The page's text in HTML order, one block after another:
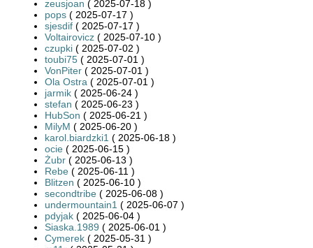
zeusjoan ( 2025-07-18 )
pops ( 2025-07-17 )
sjesdif ( 2025-07-17 )
Voltairovicz ( 2025-07-10 )
czupki ( 2025-07-02 )
toubi75 ( 2025-07-01 )
VonPiter ( 2025-07-01 )
Ola Ostra ( 2025-07-01 )
jarmik ( 2025-06-24 )
stefan ( 2025-06-23 )
HubSon ( 2025-06-21 )
MilyM ( 2025-06-20 )
karol.biardzki1 ( 2025-06-18 )
ocie ( 2025-06-15 )
Żubr ( 2025-06-13 )
Rebe ( 2025-06-11 )
Blitzen ( 2025-06-10 )
secondtribe ( 2025-06-08 )
undermountain1 ( 2025-06-07 )
pdyjak ( 2025-06-04 )
Siaska.1989 ( 2025-06-01 )
Cymerek ( 2025-05-31 )